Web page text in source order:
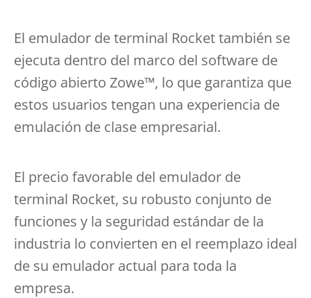
El emulador de terminal Rocket también se
ejecuta dentro del marco del software de
código abierto Zowe™, lo que garantiza que
estos usuarios tengan una experiencia de
emulación de clase empresarial.
El precio favorable del emulador de
terminal Rocket, su robusto conjunto de
funciones y la seguridad estándar de la
industria lo convierten en el reemplazo ideal
de su emulador actual para toda la
empresa.